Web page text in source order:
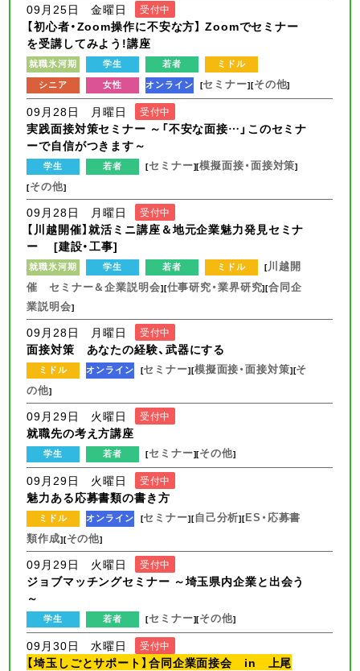
09月25日 金曜日 受付中
【初心者・Zoom操作に不安な方】 Zoomでセミナー
を受講してみよう!講座
就職氷河期 学生 若者
ミドル
シニア
女性 オンライン [セミナー][その他]
09月28日 月曜日 受付中
実践面接対策セミナー ～「不安な面接…」このセミナ
ーで自信がつきます～
学生 若者 [セミナー][模擬面接・面接対策]
[その他]
09月28日 月曜日 受付中
【川越開催】就活ミニ講座＆地元企業魅力発見セミナ
ー [建設・工事]
就職氷河期 学生 若者 ミドル [川越開
催 セミナー＆企業説明会][仕事研究・業界研究][合同企
業説明会]
09月28日 月曜日 受付中
面接対策 あなたの経験、武器にする
ミドル オンライン [セミナー][模擬面接・面接対策][そ
の他]
09月29日 火曜日 受付中
就職先の考え方講座
学生 若者 [セミナー][その他]
09月29日 火曜日 受付中
魅力ある応募書類の書き方
ミドル オンライン [セミナー][自己分析][ES・応募書
類作成][その他]
09月29日 火曜日 受付中
ジョブマッチングセミナー ～埼玉県内企業と出会う
～
学生 若者 [セミナー][その他]
09月30日 水曜日 受付中
【埼玉しごとサポート】合同企業面接会 in 上尾